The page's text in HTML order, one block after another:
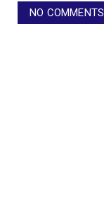
NO COMMENTS